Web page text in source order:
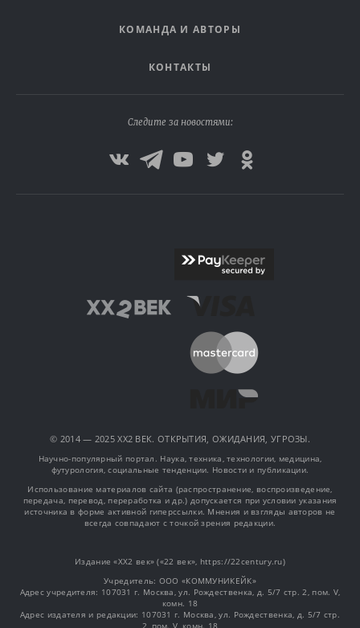
КОМАНДА И АВТОРЫ
КОНТАКТЫ
Следите за новостями:
© 2014 — 2025 XX2 ВЕК. ОТКРЫТИЯ, ОЖИДАНИЯ, УГРОЗЫ.
Научно-популярный портал. Наука, техника, технологии, медицина,
футурология, социальные тенденции. Новости и публикации.
Использование материалов сайта (распространение, воспроизведение,
передача, перевод, переработка и др.) допускается при условии указания
источника в форме активной гиперссылки. Мнения и взгляды авторов не
всегда совпадают с точкой зрения редакции.
Издание «XX2 век» («22 век», https://22century.ru)
Учредитель: OOO «КОММУНИКЕЙК»
Адрес учредителя: 107031 г. Москва, ул. Рождественка, д. 5/7 стр. 2, пом. V,
комн. 18
Адрес издателя и редакции: 107031 г. Москва, ул. Рождественка, д. 5/7 стр.